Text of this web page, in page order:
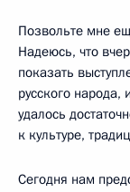
Позвольте мне
Надеюсь, что
показать
русского народа,
удалось
к культуре,
Сегодня нам